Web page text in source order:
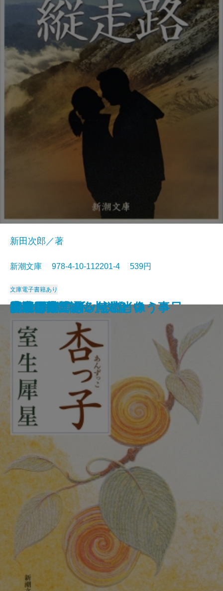
沈める滝
氷壁
総会屋錦城
夜と霧の隅で
虹いくたび
われらの時代
赤い影法師
イワン・デニーソヴィチの一日
リルケ詩集
縦走路
新田次郎／著
新潮文庫 978-4-10-112201-4 539円
文庫電子書籍あり
杏っ子
ドリアン・グレイの肖像
Xへの手紙・私小説論
挽歌
吾輩は猫である
作家の顔
花のれん
小説日本芸譚
モオツァルト・無常という事
女であること